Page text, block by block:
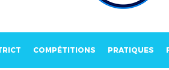
COMPÉTITIONS PRATIQUES